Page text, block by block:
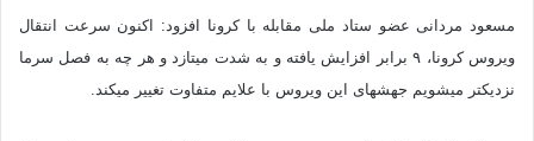
مسعود مردانی عضو ستاد ملی مقابله با کرونا افزود: اکنون سرعت انتقال
ویروس کرونا، ۹ برابر افزایش یافته و به شدت می‎تازد و هر چه به فصل سرما
نزدیک‎تر می‎شویم جهش‎های این ویروس با علایم متفاوت تغییر می‎کند.